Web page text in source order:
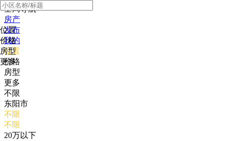
全局导航
房产
发布
我的
位置
价格
房型
更多
位置
价格
房型
更多
不限
东阳市
不限
不限
20万以下